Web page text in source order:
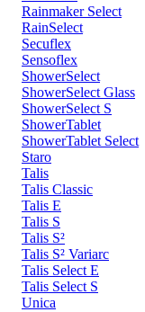
Rainmaker Select
RainSelect
Secuflex
Sensoflex
ShowerSelect
ShowerSelect Glass
ShowerSelect S
ShowerTablet
ShowerTablet Select
Staro
Talis
Talis Classic
Talis E
Talis S
Talis S²
Talis S² Variarc
Talis Select E
Talis Select S
Unica